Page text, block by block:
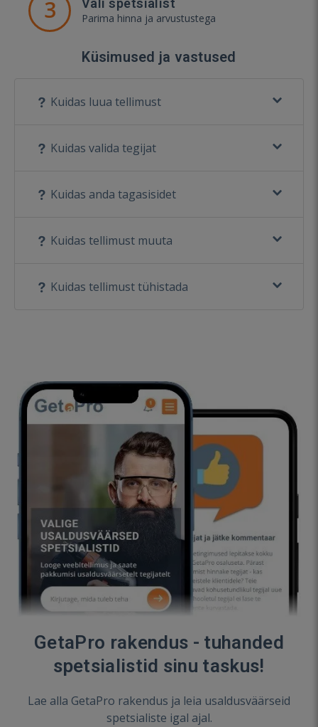
3 Vali spetsialist
Parima hinna ja arvustustega
Küsimused ja vastused
Kuidas luua tellimust
Kuidas valida tegijat
Kuidas anda tagasisidet
Kuidas tellimust muuta
Kuidas tellimust tühistada
GetaPro rakendus - tuhanded
spetsialistid sinu taskus!
Lae alla GetaPro rakendus ja leia usaldusväärseid
spetsialiste igal ajal.